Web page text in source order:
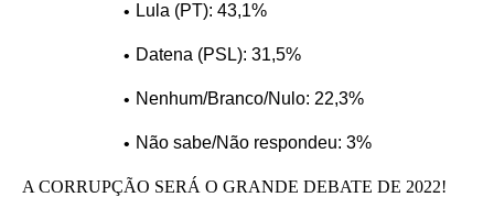
Lula (PT): 43,1%
Datena (PSL): 31,5%
Nenhum/Branco/Nulo: 22,3%
Não sabe/Não respondeu: 3%
A CORRUPÇÃO SERÁ O GRANDE DEBATE DE 2022!